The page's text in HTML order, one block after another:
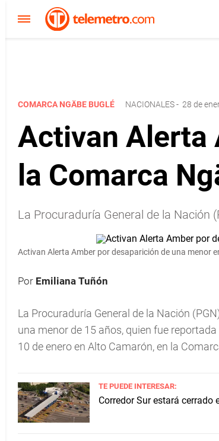
COMARCA NGÄBE BUGLÉ NACIONALES- 28 de
Activan Alerta
la Comarca
La Procuraduría General de la Nación
Activan Alerta Amber por desaparición de una menor
Por Emiliana Tuñón
La Procuraduría General de la Nación
una menor de 15 años, quien fue
10 de enero en Alto Camarón, en la
TE PUEDE INTERESAR:
Corredor Sur estará